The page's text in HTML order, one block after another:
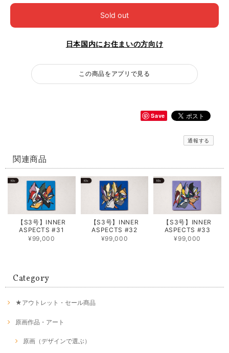
Sold out
日本国内にお住まいの方向け
この商品をアプリで見る
Save
通報する
関連商品
【S3号】INNER
ASPECTS #31
¥99,000
【S3号】INNER
ASPECTS #32
¥99,000
【S3号】INNER
ASPECTS #33
¥99,000
Category
★アウトレット・セール商品
原画作品・アート
原画（デザインで選ぶ）